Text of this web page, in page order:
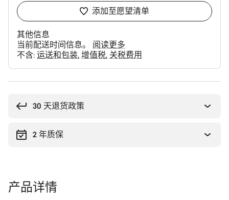
添加至愿望清单
其他信息
当前配送时间信息。 阅读更多
不含: 运送和包装 增值税 关税费用
30 天退货政策
2 年质保
产品详情